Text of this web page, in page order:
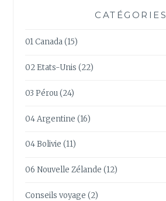
CATÉGORIES
01 Canada(15)
02 Etats-Unis (22)
03 Pérou(24)
04 Argentine (16)
04 Bolivie (11)
06 Nouvelle Zélande (12)
Conseils voyage (2)